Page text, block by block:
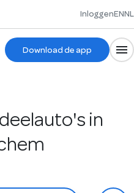
InloggenENNL
Download de app
in